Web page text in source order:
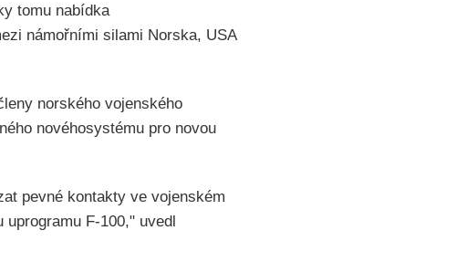
tomu nabídka
námořními silami Norska, USA
norského vojenského
novéhosystému pro novou
pevné kontakty ve vojenském
F-100," uvedl